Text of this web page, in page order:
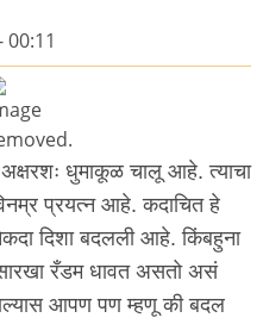
धुमाकूळ चालू आहे. त्याचा
प्रयत्न आहे. कदाचित हे
दिशा बदलली आहे. किंबहुना
रँडम धावत असतो असं
आपण पण म्हणू की बदल